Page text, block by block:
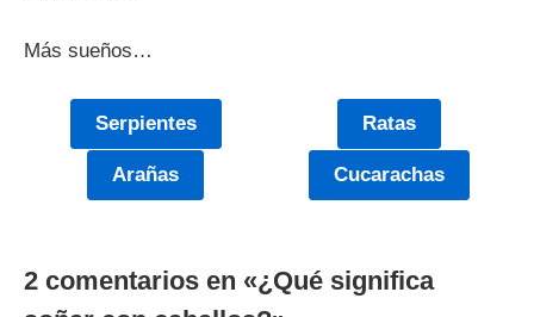
Más sueños…
Serpientes Ratas
Arañas Cucarachas
2 comentarios en «¿Qué significa